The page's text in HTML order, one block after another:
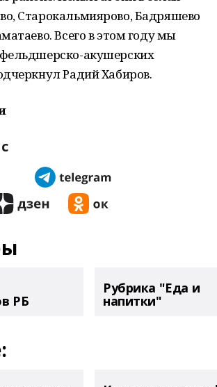
Старокальмиярово, Бадряшево
Всего в этом году мы
акушерских
Радий Хабиров.
РБ
Рубрика "Еда и
напитки"